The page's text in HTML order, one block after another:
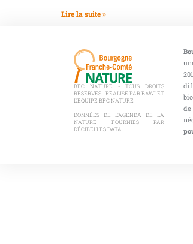
Lire la suite »
BFC NATURE - TOUS DROITS
RÉSERVÉS - RÉALISÉ PAR BAWI ET
L'ÉQUIPE BFC NATURE
DONNÉES DE L'AGENDA DE LA
NATURE FOURNIES PAR
DÉCIBELLES DATA